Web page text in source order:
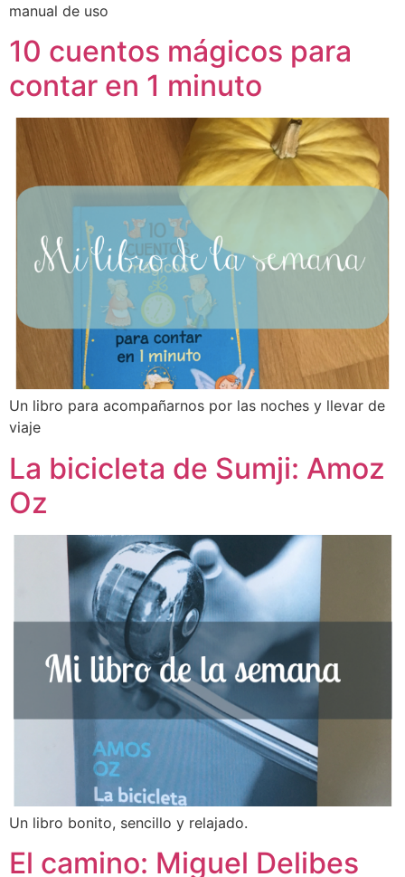
manual de uso
10 cuentos mágicos para
contar en 1 minuto
Un libro para acompañarnos por las noches y llevar de
viaje
La bicicleta de Sumji: Amoz
Oz
Un libro bonito, sencillo y relajado.
El camino: Miguel Delibes